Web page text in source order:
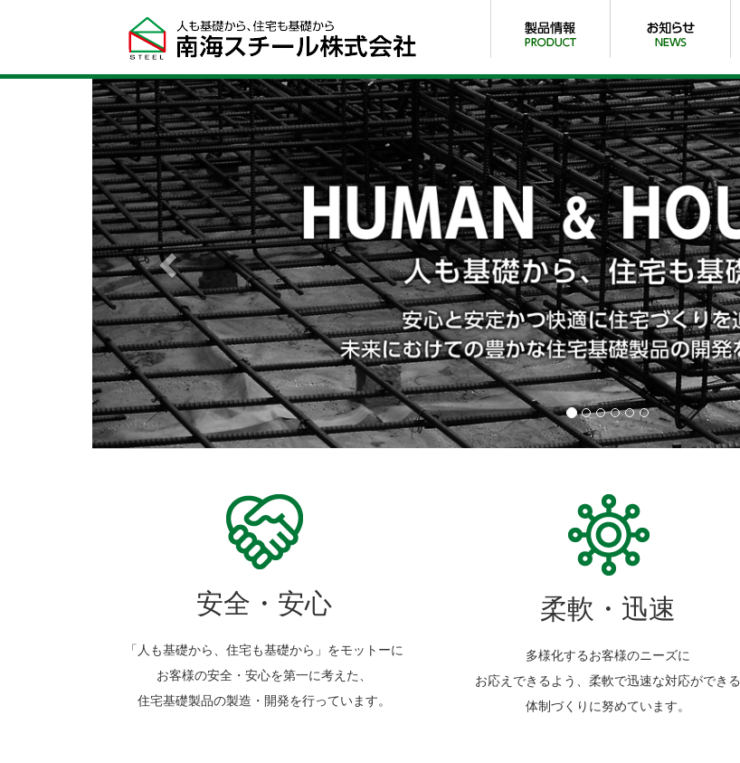
安全・安心
「人も基礎から、住宅も基礎から」をモットーに
お客様の安全・安心を第一に考えた、
住宅基礎製品の製造・開発を行っています。
柔軟・迅速
多様化するお客様のニーズに
お応えできるよう、柔軟で迅速な対応ができる
体制づくりに努めています。